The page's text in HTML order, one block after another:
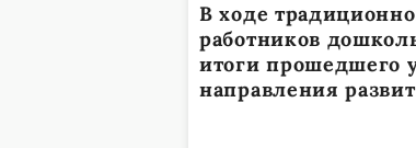
В ходе
работников
итоги прошедшего
направления